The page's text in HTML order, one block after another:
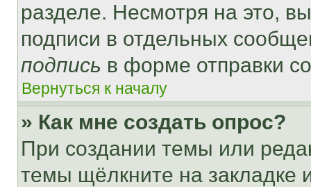
разделе. Несмотря на это,
подписи в отдельных
подпись в форме отправки
Вернуться к началу
» Как мне создать опрос?
При создании темы или
темы щёлкните на